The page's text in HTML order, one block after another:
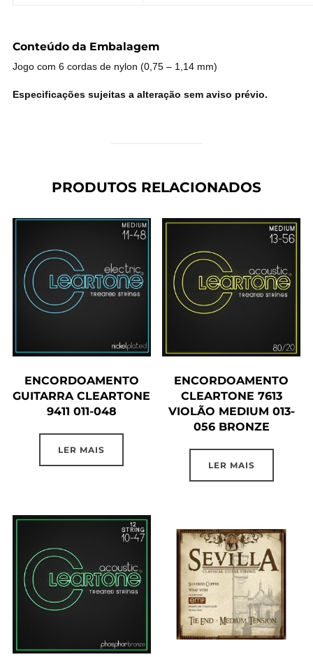
Conteúdo da Embalagem
Jogo com 6 cordas de nylon (0,75 – 1,14 mm)
Especificações sujeitas a alteração sem aviso prévio.
PRODUTOS RELACIONADOS
ENCORDOAMENTO
GUITARRA CLEARTONE
9411 011-048
LER MAIS
ENCORDOAMENTO
CLEARTONE 7613
VIOLÃO MEDIUM 013-
056 BRONZE
LER MAIS